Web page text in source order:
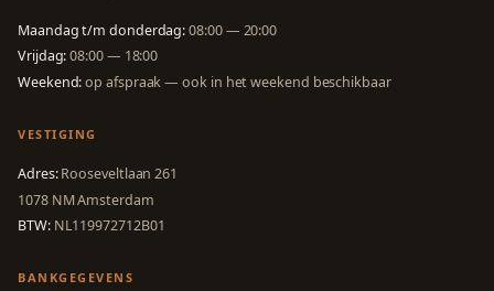
Maandag t/m donderdag:08:00 — 20:00
Vrijdag:08:00 — 18:00
Weekend:op afspraak — ook in het weekend beschikbaar
VESTIGING
Adres:Rooseveltlaan 261
1078 NM Amsterdam
BTW:NL119972712B01
BANKGEGEVENS